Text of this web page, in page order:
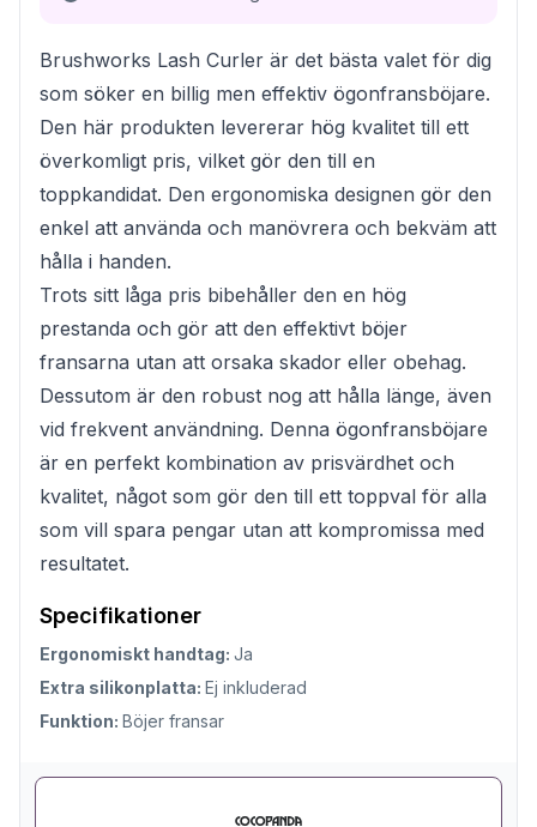
Brushworks Lash Curler är det bästa valet för dig
som söker en billig men effektiv ögonfransböjare.
Den här produkten levererar hög kvalitet till ett
överkomligt pris, vilket gör den till en
toppkandidat. Den ergonomiska designen gör den
enkel att använda och manövrera och bekväm att
hålla i handen.
Trots sitt låga pris bibehåller den en hög
prestanda och gör att den effektivt böjer
fransarna utan att orsaka skador eller obehag.
Dessutom är den robust nog att hålla länge, även
vid frekvent användning. Denna ögonfransböjare
är en perfekt kombination av prisvärdhet och
kvalitet, något som gör den till ett toppval för alla
som vill spara pengar utan att kompromissa med
resultatet.
Specifikationer
Ergonomiskt handtag: Ja
Extra silikonplatta: Ej inkluderad
Funktion: Böjer fransar